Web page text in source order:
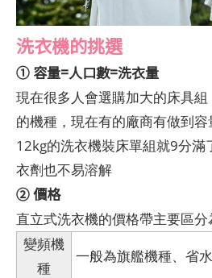
洗衣機的挑選
① 容量=人口數=洗衣量
現在很多人會選購加大的床具
的機種，現在有的廠商有做到
12kg的洗衣機裝床單組就9分滿
衣劑也不易溶解
② 價格
直立式洗衣機的價格帶主要區
變頻機
種
一般為旗艦機種、省